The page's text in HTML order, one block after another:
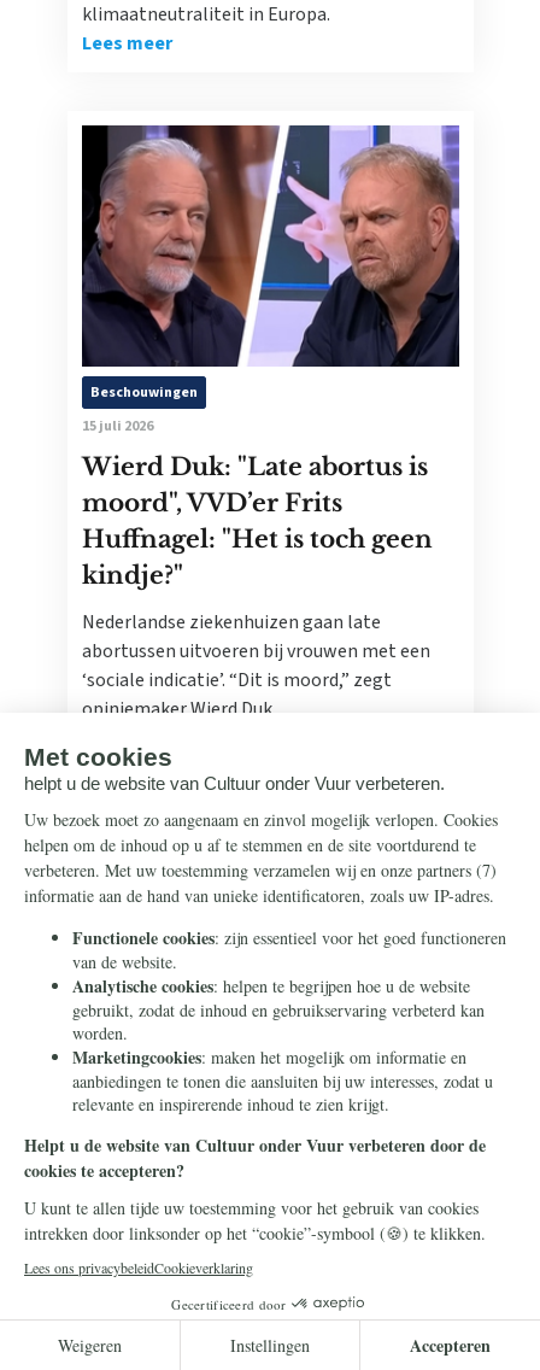
klimaatneutraliteit in Europa.
Lees meer
Beschouwingen
15 juli 2026
Wierd Duk: "Late abortus is
moord", VVD’er Frits
Huffnagel: "Het is toch geen
kindje?"
Nederlandse ziekenhuizen gaan late
abortussen uitvoeren bij vrouwen met een
‘sociale indicatie’. “Dit is moord,” zegt
opiniemaker Wierd Duk.
Frans Timmermans
Frans Timmermans krijgt
geheel onverdiend een
eretitel als minister van Staat
Frans Timmermans is benoemd tot minister
van Staat. Waar heeft hij dit buitengewone
eerbetoon aan te danken?